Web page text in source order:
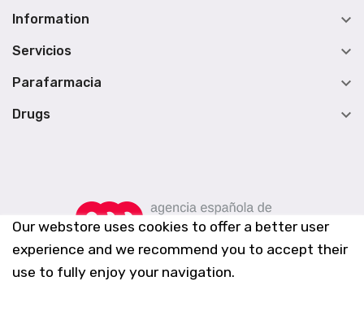
Our webstore uses cookies to offer a better user
experience and we recommend you to accept their
use to fully enjoy your navigation.
Information 
Servicios 
Parafarmacia 
Drugs 